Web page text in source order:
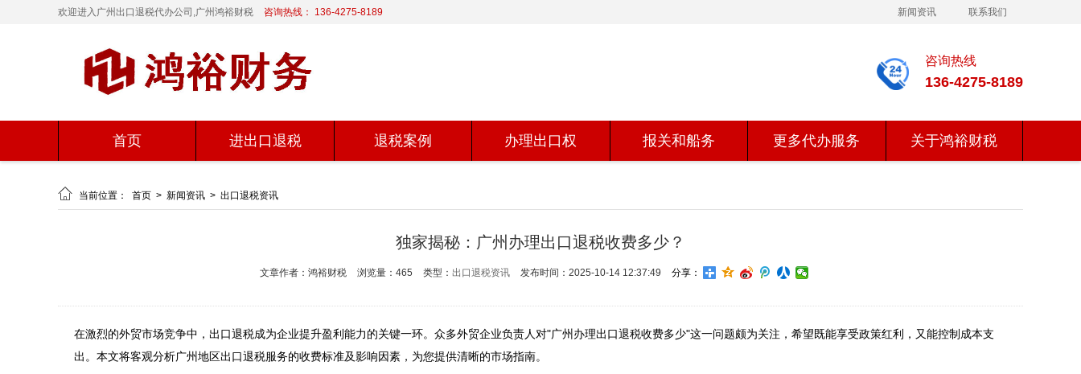
欢迎进入广州出口退税代办公司,广州鸿裕财税 咨询热线： 136-4275-8189 新闻资讯 联系我们
咨询热线
136-4275-8189
首页 进出口退税 退税案例 办理出口权 报关和船务 更多代办服务 关于鸿裕财税
 当前位置： 首页 > 新闻资讯 > 出口退税资讯
独家揭秘：广州办理出口退税收费多少？
文章作者：鸿裕财税 浏览量：465 类型： 出口退税资讯 发布时间：2025-10-14 12:37:49 分享：
在激烈的外贸市场竞争中，出口退税成为企业提升盈利能力的关键一环。众多外贸企业负责人对"广州办理出口退税收费多少"这一问题颇为关注，希望既能享受政策红利，又能控制成本支
出。本文将客观分析广州地区出口退税服务的收费标准及影响因素，为您提供清晰的市场指南。